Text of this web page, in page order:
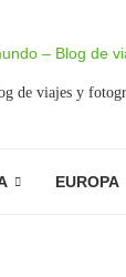
de viajes y
EUROPA